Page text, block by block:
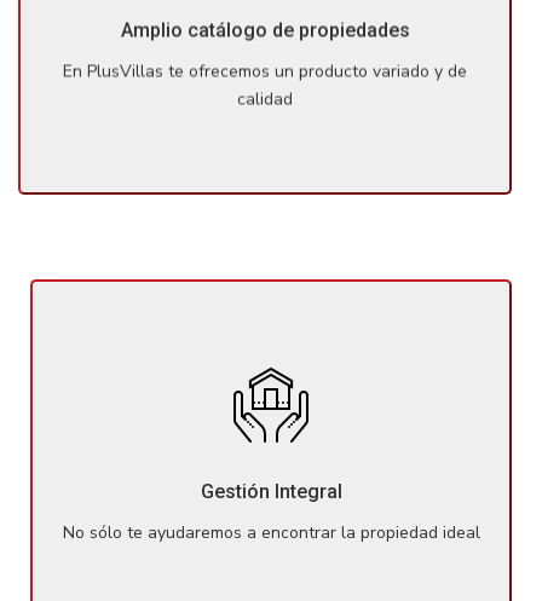
Amplio catálogo de propiedades
En PlusVillas te ofrecemos un producto variado y de
calidad
en la zona, entre las cuales seguro estará el inmueble de
Gestión Integral
No sólo te ayudaremos a encontrar la propiedad ideal
No sólo te ayudaremos a encontrar la propiedad ideal,
sino que también te proporcionaremos la asistencia
siempre por la correcta gestión de todos los trámites.